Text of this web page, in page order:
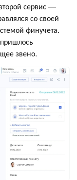
сервис —
со своей
финучета.
звено.